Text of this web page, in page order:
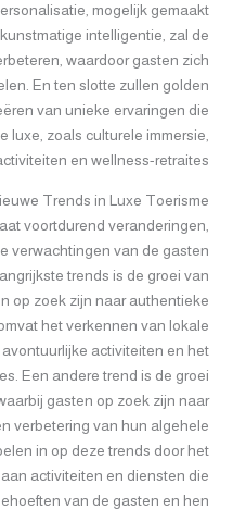
mogelijk gemaakt
intelligentie, zal de
waardoor gasten zich
En ten slotte zullen golden
van unieke ervaringen die
luxe, zoals culturele immersie,
en wellness-retraites.
Trends in Luxe Toerisme
voortdurend veranderingen,
verwachtingen van de gasten
trends is de groei van
op zoek zijn naar authentieke
het verkennen van lokale
activiteiten en het
Een andere trend is de groei
gasten op zoek zijn naar
verbetering van hun algehele
in op deze trends door het
activiteiten en diensten die
van de gasten en hen